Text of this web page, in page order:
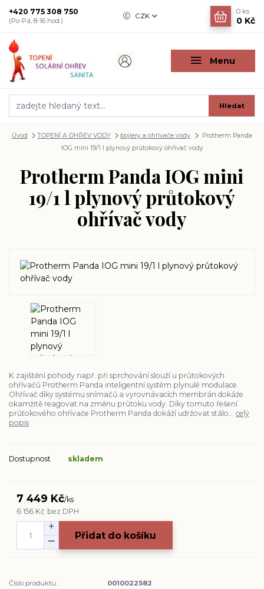
Menu
CZK
Hledat
+420 775 308 750
(Po-Pá, 8-16 hod.)
0 ks
0 Kč
Úvod TOPENÍ A OHŘEV VODY bojlery a ohřívače vody
Protherm Panda
IOG mini 19/1 l plynový průtokový ohřívač vody
Protherm Panda IOG mini
19/1 l plynový průtokový
ohřívač vody
K zajištění pohody např. při sprchování slouží u průtokových
ohřívačů Protherm Panda inteligentní systém plynulé modulace.
Ohřívač díky systému snímačů a vyrovnávacích membrán dokáže
okamžitě reagovat na změnu průtoku vody. Díky tomuto řešení
průtokového ohřívače Protherm Panda dokáží udržovat stálo... celý
popis
Dostupnost skladem
7 449 Kč/ks
6 156 Kč bez DPH
Přidat do košíku
Číslo produktu:
0010022582